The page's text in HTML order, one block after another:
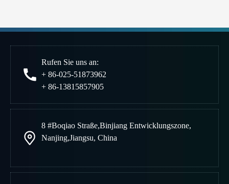
Rufen Sie uns an:
+ 86-025-51873962
+ 86-13815857905
8 #Boqiao Straße,Binjiang Entwicklungszone,
Nanjing,Jiangsu, China